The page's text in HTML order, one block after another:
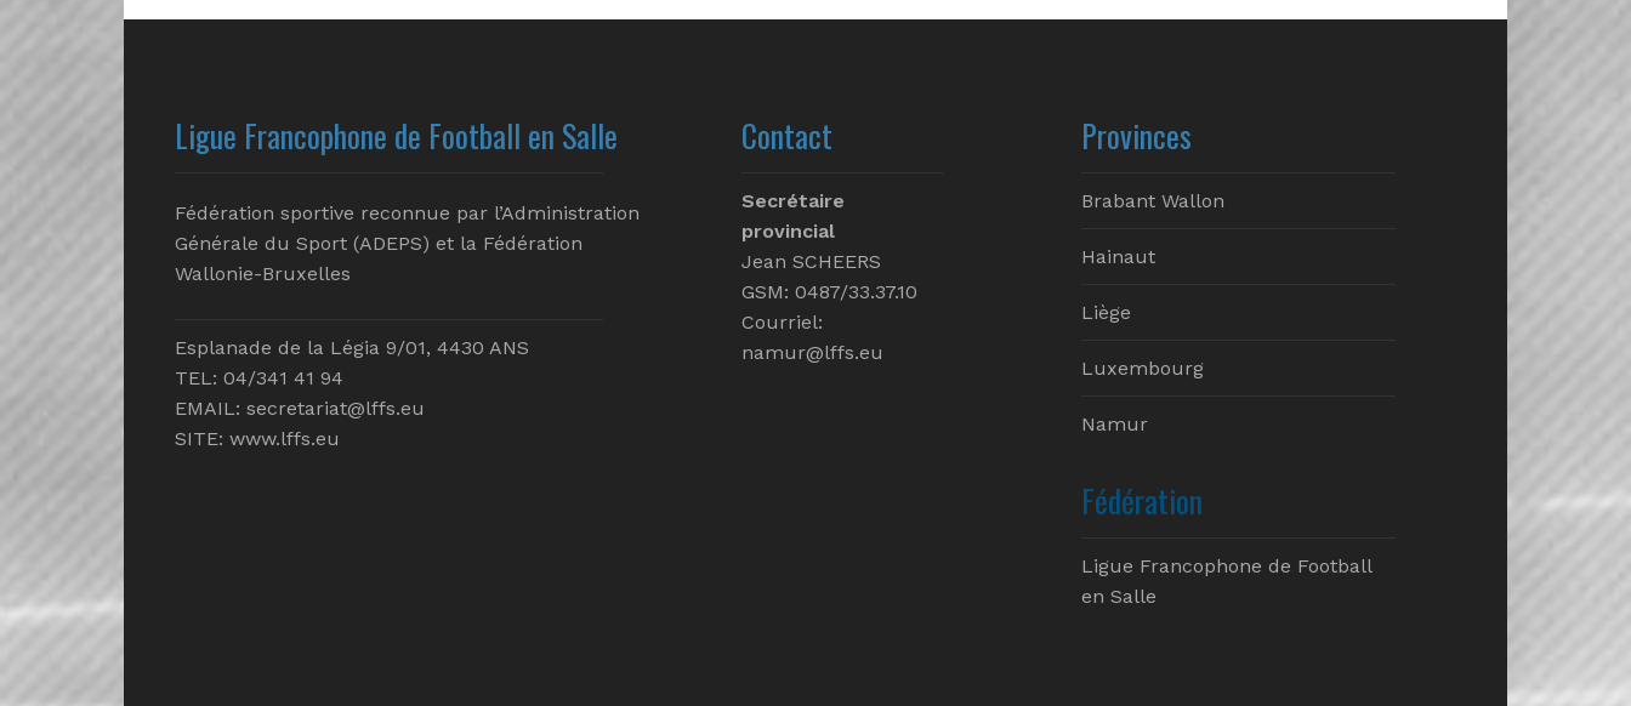
Ligue Francophone de Football en Salle
Fédération sportive reconnue par l’Administration
Générale du Sport (ADEPS) et la Fédération
Wallonie-Bruxelles
Esplanade de la Légia 9/01, 4430 ANS
TEL: 04/341 41 94
EMAIL: secretariat@lffs.eu
SITE: www.lffs.eu
Contact
Secrétaire
provincial
Jean SCHEERS
GSM: 0487/33.37.10
Courriel:
namur@lffs.eu
Provinces
Brabant Wallon
Hainaut
Liège
Luxembourg
Namur
Fédération
Ligue Francophone de Football
en Salle